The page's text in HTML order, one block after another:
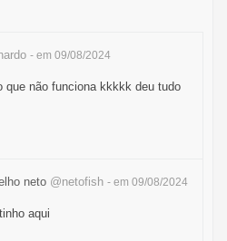
- em 09/08/2024
que não funciona kkkkk deu tudo
neto @netofish - em 09/08/2024
aqui